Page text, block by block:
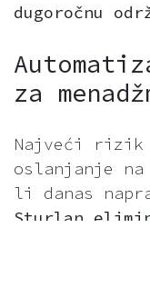
dugoročnu
za
Najveći rizik
oslanjanje na
li danas
Sturlan